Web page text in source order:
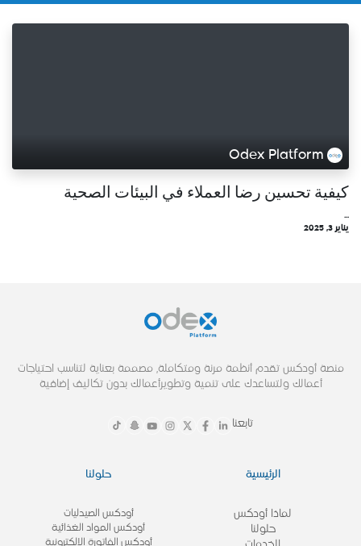
Odex Platform
كيفية تحسين رضا العملاء في البيئات الصحية
...
يناير 3, 2025
منصة أودكس تقدم أنظمة مرنة ومتكاملة, مصممة بعناية لتناسب احتياجات
أعمالك ولتساعدك على تنمية وتطويرأعمالك بدون تكاليف إضافية
تابعنا
الرئيسية
لماذا أودكس
حلولنا
حلولنا
أودكس الصيدليات
أودكس المواد الغذائية
أودكس الفاتورة الالكترونية